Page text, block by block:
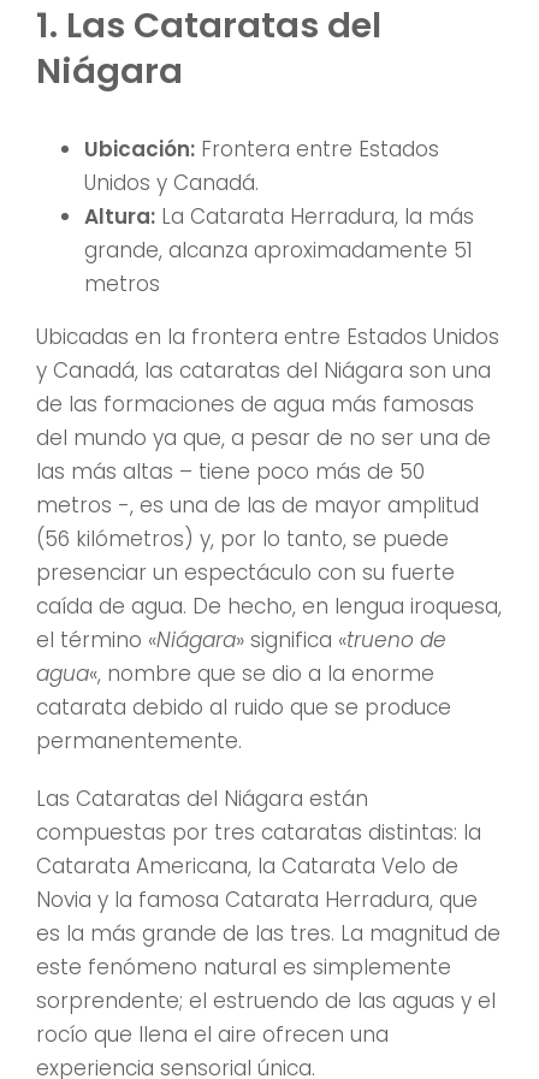
1. Las Cataratas del
Niágara
Ubicación: Frontera entre Estados
Unidos y Canadá.
Altura: La Catarata Herradura, la más
grande, alcanza aproximadamente 51
metros
Ubicadas en la frontera entre Estados Unidos
y Canadá, las cataratas del Niágara son una
de las formaciones de agua más famosas
del mundo ya que, a pesar de no ser una de
las más altas – tiene poco más de 50
metros -, es una de las de mayor amplitud
(56 kilómetros) y, por lo tanto, se puede
presenciar un espectáculo con su fuerte
caída de agua. De hecho, en lengua iroquesa,
el término «Niágara» significa «trueno de
agua«, nombre que se dio a la enorme
catarata debido al ruido que se produce
permanentemente.
Las Cataratas del Niágara están
compuestas por tres cataratas distintas: la
Catarata Americana, la Catarata Velo de
Novia y la famosa Catarata Herradura, que
es la más grande de las tres. La magnitud de
este fenómeno natural es simplemente
sorprendente; el estruendo de las aguas y el
rocío que llena el aire ofrecen una
experiencia sensorial única.